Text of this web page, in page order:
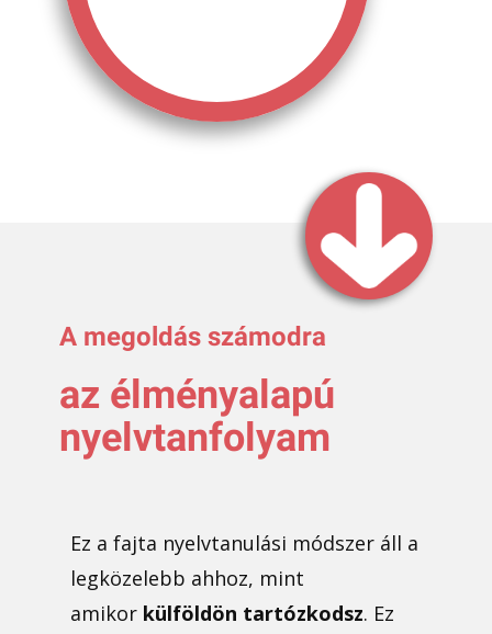
A megoldás számodra
az élményalapú
nyelvtanfolyam
Ez a fajta nyelvtanulási módszer áll a
legközelebb ahhoz, mint
amikor külföldön tartózkodsz. Ez